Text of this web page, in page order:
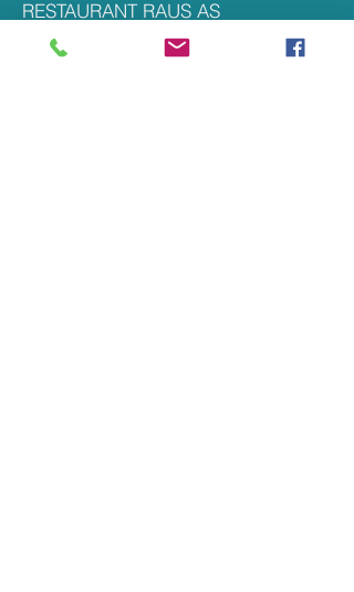
RESTAURANT RAUS AS
SANDAL ELEKTRO AS
SANDELLA FABRIKKEN AS